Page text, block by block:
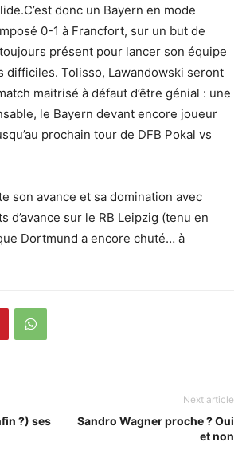
C’est donc un Bayern en mode
0-1 à Francfort, sur un but de
présent pour lancer son équipe
difficiles. Tolisso, Lawandowski seront
maitrisé à défaut d’être génial : une
le Bayern devant encore joueur
prochain tour de DFB Pokal vs
son avance et sa domination avec
d’avance sur le RB Leipzig (tenu en
Dortmund a encore chuté… à
?) ses
Next article
Sandro Wagner proche ? Oui
et non